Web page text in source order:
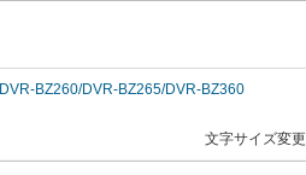
DVR-BZ260/DVR-BZ265/DVR-BZ360
文字サイズ変更